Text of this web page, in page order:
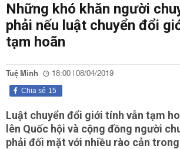
Những khó khăn người
phải nếu luật chuyển đổi
tạm hoãn
Tuệ Minh 18:00 | 08/04/2019
15
Chia sẻ
Luật chuyển đổi giới tính vẫn tạm
lên Quốc hội và cộng đồng người
phải đối mặt với nhiều rào cản